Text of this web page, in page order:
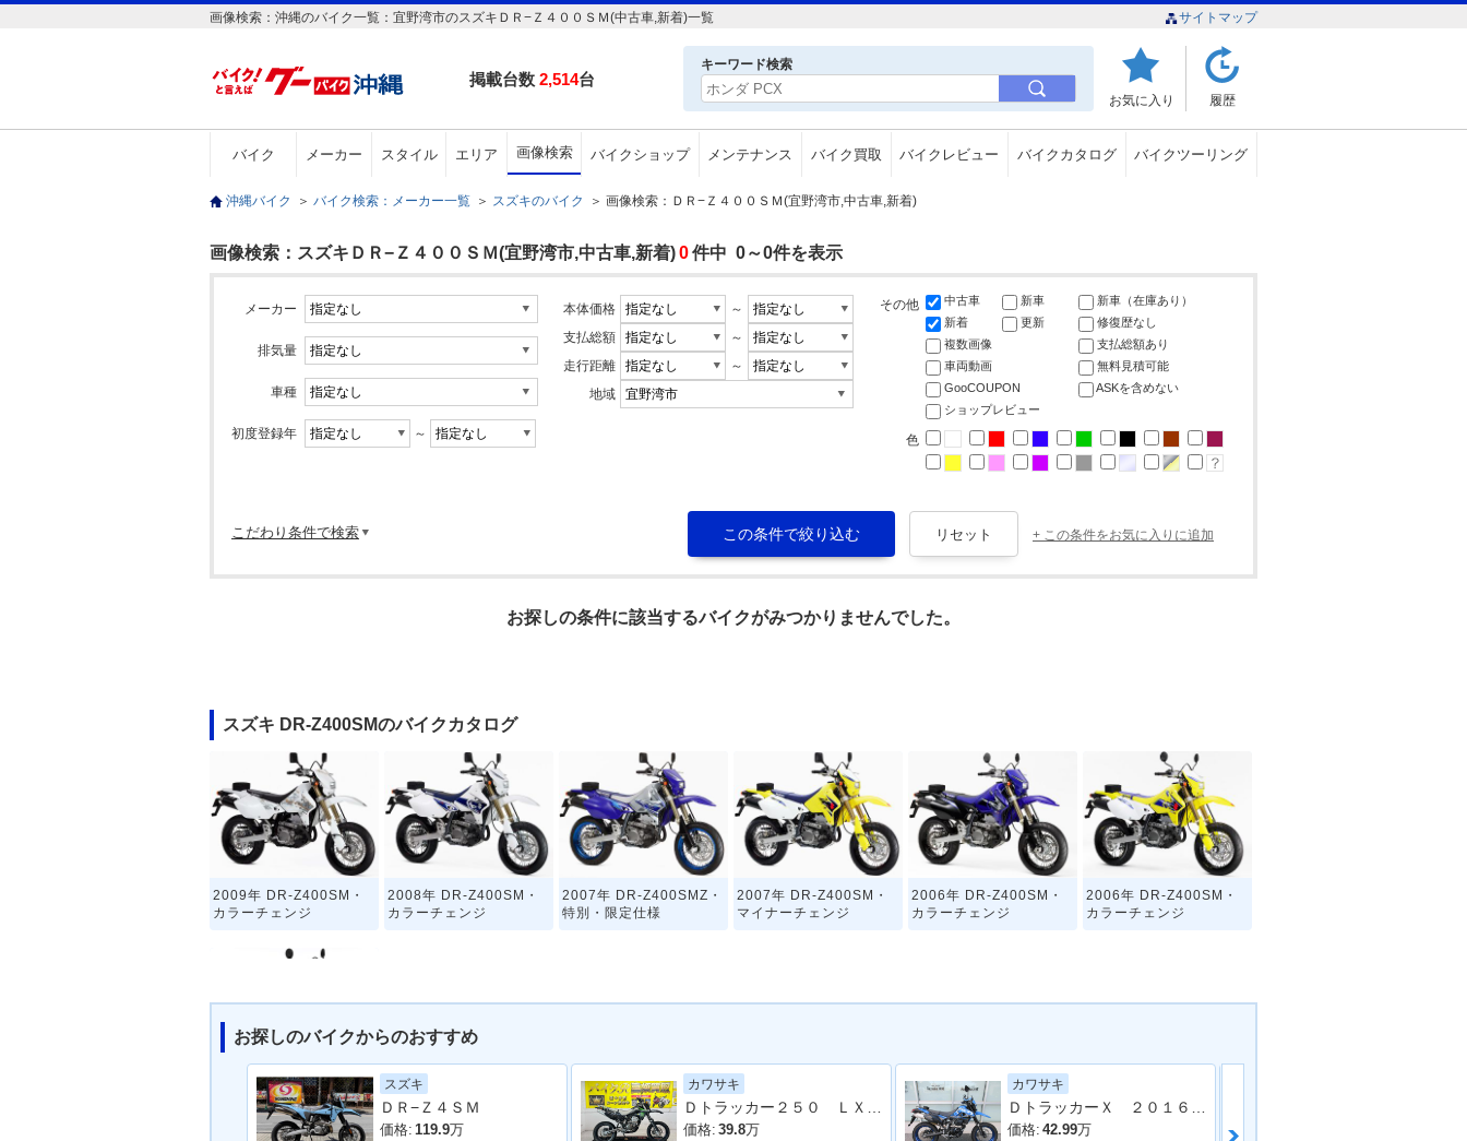
画像検索：沖縄のバイク一覧：宜野湾市のスズキＤＲ−Ｚ４００ＳＭ(中古車,新着)一覧 サイトマップ
掲載台数 2,514台
キーワード検索
お気に入り 履歴
バイク メーカー スタイル エリア 画像検索 バイクショップ メンテナンス バイク買取 バイクレビュー バイクカタログ バイクツーリング
沖縄バイク ＞ バイク検索：メーカー一覧 ＞ スズキのバイク ＞ 画像検索：ＤＲ−Ｚ４００ＳＭ(宜野湾市,中古車,新着)
画像検索：スズキＤＲ−Ｚ４００ＳＭ(宜野湾市,中古車,新着)0件中 0～0件を表示
メーカー
排気量
車種
初度登録年 ～
本体価格
～
支払総額
～
走行距離
～
地域
その他 中古車 新車
新車（在庫あり）
新着
更新
修復歴なし
複数画像
支払総額あり
車両動画
無料見積可能
GooCOUPON
ASKを含めない
ショップレビュー
色
こだわり条件で検索 + この条件をお気に入りに追加
お探しの条件に該当するバイクがみつかりませんでした。
スズキ DR-Z400SMのバイクカタログ
2009年 DR-Z400SM・
カラーチェンジ
2008年 DR-Z400SM・
カラーチェンジ
2007年 DR-Z400SMZ・
特別・限定仕様
2007年 DR-Z400SM・
マイナーチェンジ
2006年 DR-Z400SM・
カラーチェンジ
2006年 DR-Z400SM・
カラーチェンジ
2005年 DR-Z400SM・
お探しのバイクからのおすすめ
スズキ
ＤＲ−Ｚ４ＳＭ
価格: 119.9万
カワサキ
価格: 39.8万
カワサキ
価格: 42.99万